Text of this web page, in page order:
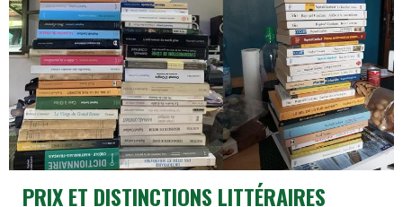
PRIX ET DISTINCTIONS LITTÉRAIRES